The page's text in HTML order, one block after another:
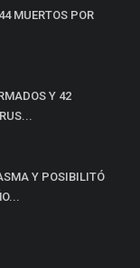
MUERTOS POR
Y 42
Y POSIBILITÓ